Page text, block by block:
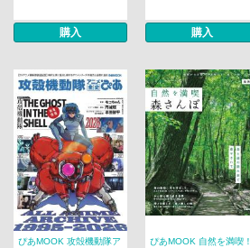
購入 購入
ぴあMOOK 攻殻機動隊ア
ぴあMOOK 自然を満喫！